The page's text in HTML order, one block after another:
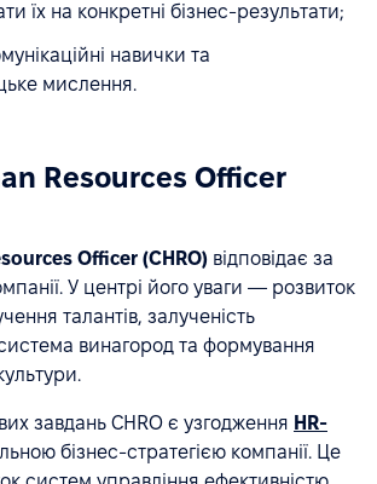
їх на конкретні бізнес-результати;
навички та
мислення.
Resources Officer
Officer (CHRO) відповідає за
У центрі його уваги — розвиток
талантів, залученість
система винагород та формування
завдань CHRO є узгодження HR-
бізнес-стратегією компанії. Це